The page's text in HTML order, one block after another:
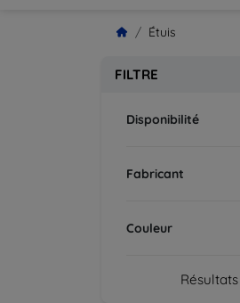
Étuis
FILTRE
Disponibilité
Fabricant
Couleur
Résultats